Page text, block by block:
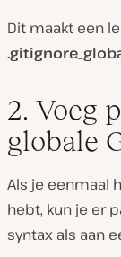
Dit maakt een
2. Voeg
globale
Als je eenmaal
hebt, kun je er
syntax als aan